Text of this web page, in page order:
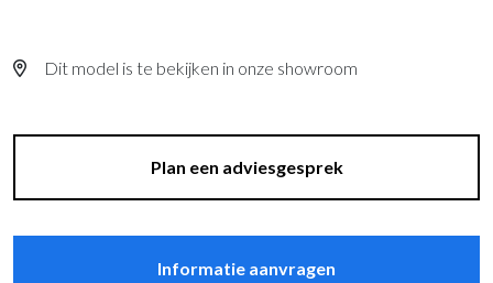
Dit model is te bekijken in onze showroom
Plan een adviesgesprek
Informatie aanvragen